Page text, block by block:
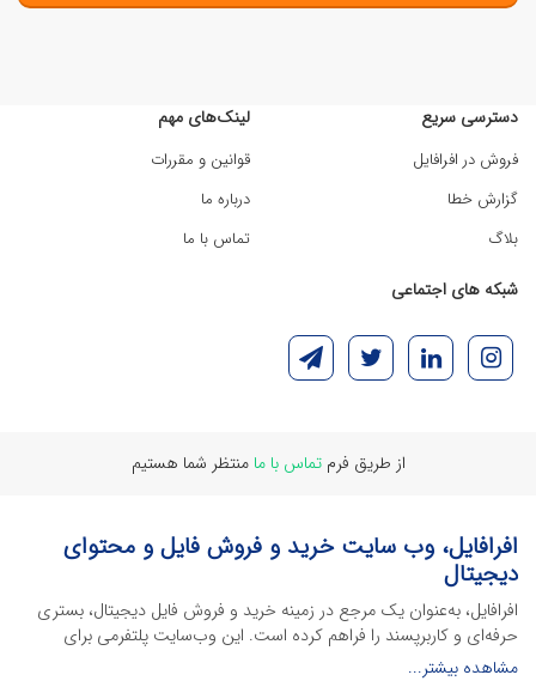
دسترسی سریع
فروش در افرافایل
گزارش خطا
بلاگ
لینک‌های مهم
قوانین و مقررات
درباره ما
تماس با ما
شبکه های اجتماعی
از طریق فرمتماس با ما منتظر شما هستیم
افرافایل، وب سایت خرید و فروش فایل و محتوای
دیجیتال
افرافایل، به‌عنوان یک مرجع در زمینه خرید و فروش فایل دیجیتال، بستری
حرفه‌ای و کاربرپسند را فراهم کرده است. این وب‌سایت‌ پلتفرمی برای
طراحان، دانشجویان و فریلنسرها ایجاد می‌کند تا به راحتی محصولات
مشاهده بیشتر...